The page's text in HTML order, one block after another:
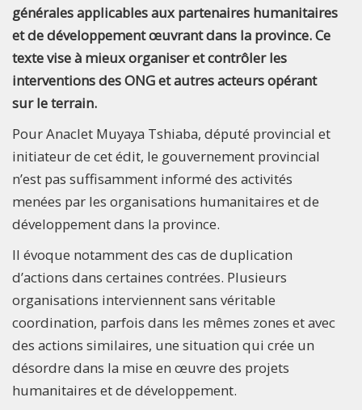
générales applicables aux partenaires humanitaires
et de développement œuvrant dans la province. Ce
texte vise à mieux organiser et contrôler les
interventions des ONG et autres acteurs opérant
sur le terrain.
Pour Anaclet Muyaya Tshiaba, député provincial et
initiateur de cet édit, le gouvernement provincial
n’est pas suffisamment informé des activités
menées par les organisations humanitaires et de
développement dans la province.
Il évoque notamment des cas de duplication
d’actions dans certaines contrées. Plusieurs
organisations interviennent sans véritable
coordination, parfois dans les mêmes zones et avec
des actions similaires, une situation qui crée un
désordre dans la mise en œuvre des projets
humanitaires et de développement.